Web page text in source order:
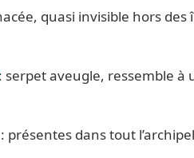
quasi invisible hors des
: serpet aveugle, ressemble à
présentes dans tout